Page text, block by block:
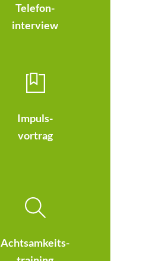
Telefon-
interview
Impuls-
vortrag
Achtsamkeits-